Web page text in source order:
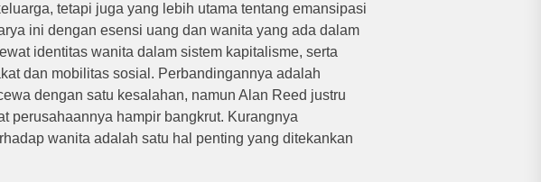
tetapi juga yang lebih utama tentang emansipasi
ini dengan esensi uang dan wanita yang ada dalam
identitas wanita dalam sistem kapitalisme, serta
dan mobilitas sosial. Perbandingannya adalah
dengan satu kesalahan, namun Alan Reed justru
perusahaannya hampir bangkrut. Kurangnya
wanita adalah satu hal penting yang ditekankan